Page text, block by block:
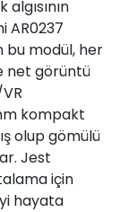
AR0237
bu modül, her
net görüntü
kompakt
olup gömülü
Jest
için
hayata